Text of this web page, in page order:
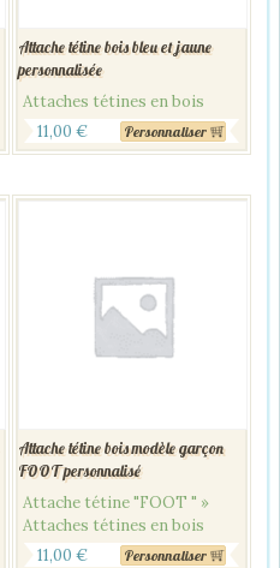
Attache tétine bois bleu et jaune
personnalisée
Attaches tétines en bois
11,00 € Personnaliser
Attache tétine bois modèle garçon
FOOT personnalisé
Attache tétine "FOOT " »
Attaches tétines en bois
11,00 € Personnaliser